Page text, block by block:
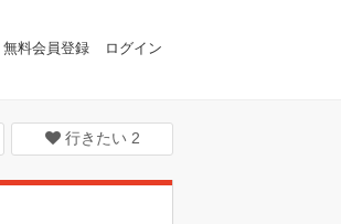
無料会員登録 ログイン
行きたい 2